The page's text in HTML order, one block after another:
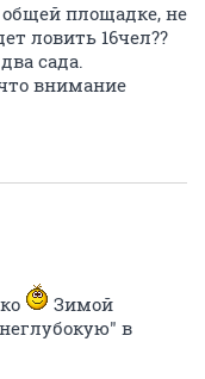
площадке, не
ловить 16чел??
сада.
внимание
Зимой
в